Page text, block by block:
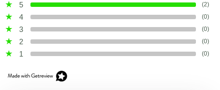
5
(2)
4 (0)
3 (0)
2 (0)
1 (0)